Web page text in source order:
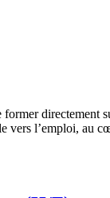
former directement
l’emploi, au